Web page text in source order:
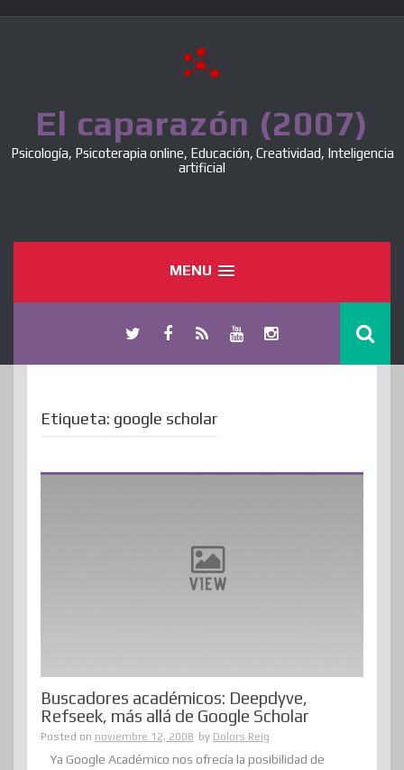
El caparazón (2007)
Psicología, Psicoterapia online, Educación, Creatividad, Inteligencia
artificial
MENU
Etiqueta: google scholar
Buscadores académicos: Deepdyve,
Refseek, más allá de Google Scholar
Posted on noviembre 12, 2008 by Dolors Reig
Ya Google Académico nos ofrecía la posibilidad de